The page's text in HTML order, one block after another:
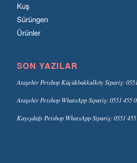
Kuş
Sürüngen
Ürünler
SON YAZILAR
Ataşehir Petshop Küçükbakkalköy Sipariş:
Ataşehir Petshop WhatsApp Sipariş: 0551 455
Kayışdağı Petshop WhatsApp Sipariş: 0551